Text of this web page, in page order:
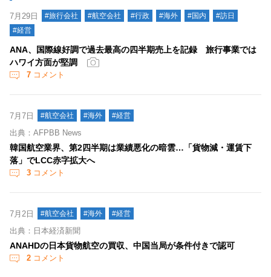
7月29日 #旅行会社 #航空会社 #行政 #海外 #国内
#訪日
#経営
ANA、国際線好調で過去最高の四半期売上を記録 旅行事業では
ハワイ方面が堅調
7 コメント
7月7日 #航空会社 #海外 #経営
出典：AFPBB News
韓国航空業界、第2四半期は業績悪化の暗雲…「貨物減・運賃下
落」でLCC赤字拡大へ
3 コメント
7月2日 #航空会社 #海外 #経営
出典：日本経済新聞
ANAHDの日本貨物航空の買収、中国当局が条件付きで認可
2 コメント